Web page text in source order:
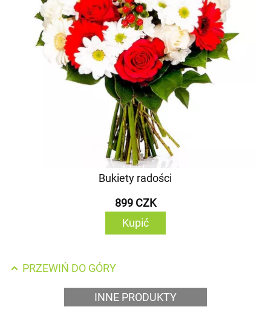
Bukiety radości
899 CZK
Kupić
PRZEWIŃ DO GÓRY
INNE PRODUKTY